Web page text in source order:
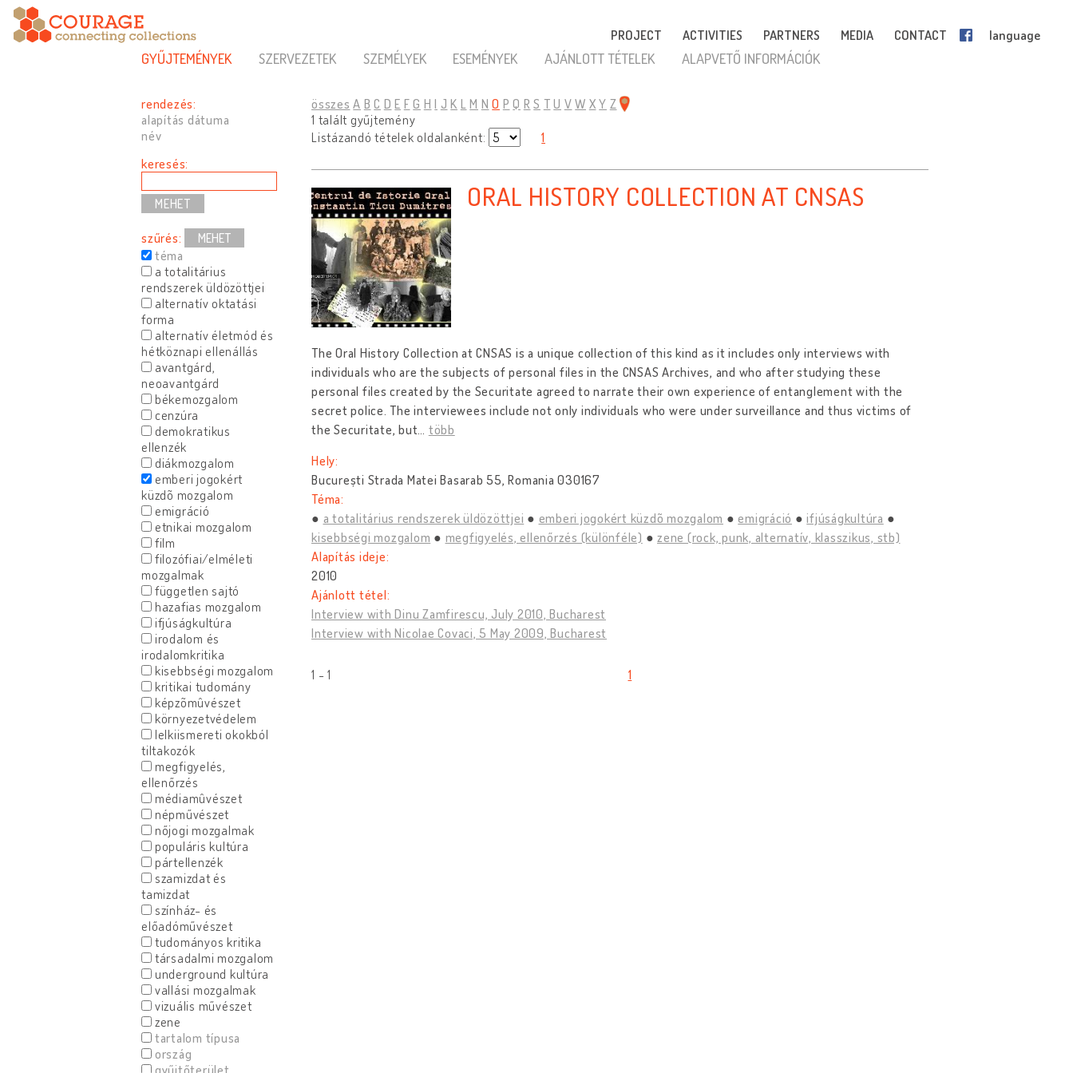
PROJECT ACTIVITIES PARTNERS MEDIA CONTACT language
GYŰJTEMÉNYEK SZERVEZETEK SZEMÉLYEK ESEMÉNYEK AJÁNLOTT TÉTELEK ALAPVETŐ INFORMÁCIÓK
rendezés:
alapítás dátuma
név
keresés:
szűrés:
MEHET
téma
a totalitárius
rendszerek üldözöttjei
alternatív oktatási
forma
alternatív életmód és
hétköznapi ellenállás
avantgárd,
neoavantgárd
békemozgalom
cenzúra
demokratikus
ellenzék
diákmozgalom
emberi jogokért
küzdõ mozgalom
emigráció
etnikai mozgalom
film
filozófiai/elméleti
mozgalmak
független sajtó
hazafias mozgalom
ifjúságkultúra
irodalom és
irodalomkritika
kisebbségi mozgalom
kritikai tudomány
képzõmûvészet
környezetvédelem
lelkiismereti okokból
tiltakozók
megfigyelés,
ellenőrzés
médiamûvészet
népművészet
nőjogi mozgalmak
populáris kultúra
pártellenzék
szamizdat és
tamizdat
színház- és
előadóművészet
tudományos kritika
társadalmi mozgalom
underground kultúra
vallási mozgalmak
vizuális művészet
zene
tartalom típusa
ország
gyűjtőterület
összes A B C D E F G H I J K L M N O P Q R S T U V W X Y Z
1 talált gyűjtemény
Listázandó tételek oldalanként:
1
ORAL HISTORY COLLECTION AT CNSAS
The Oral History Collection at CNSAS is a unique collection of this kind as it includes only interviews with
individuals who are the subjects of personal files in the CNSAS Archives, and who after studying these
personal files created by the Securitate agreed to narrate their own experience of entanglement with the
secret police. The interviewees include not only individuals who were under surveillance and thus victims of
the Securitate, but… több
Hely:
București Strada Matei Basarab 55, Romania 030167
Téma:
a totalitárius rendszerek üldözöttjei
emberi jogokért küzdõ mozgalom emigráció
ifjúságkultúra
kisebbségi mozgalom
megfigyelés, ellenőrzés (különféle)
zene (rock, punk, alternatív, klasszikus, stb)
Alapítás ideje:
2010
Ajánlott tétel:
Interview with Dinu Zamfirescu, July 2010, Bucharest
Interview with Nicolae Covaci, 5 May 2009, Bucharest
1 - 1 1